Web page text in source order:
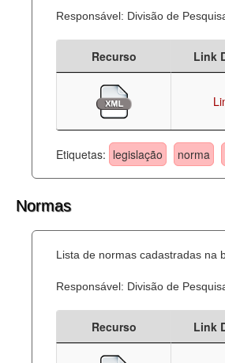
Responsável: Divisão de
Recurso Link
Etiquetas: legislação norma
Normas
Lista de normas cadastradas na
Responsável: Divisão de
Recurso Link